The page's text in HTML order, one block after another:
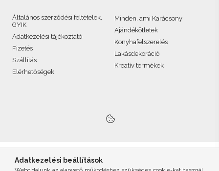
Általános szerződési feltételek,
GYIK
Adatkezelési tájékoztató
Fizetés
Szállítás
Elérhetőségek
Minden, ami Karácsony
Ajándékötletek
Konyhafelszerelés
Lakásdekoráció
Kreatív termékek
Adatkezelési beállítások